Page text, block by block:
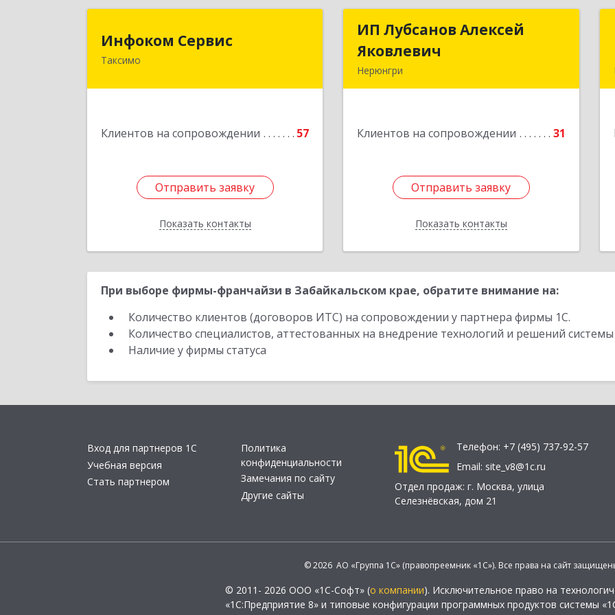
Инфоком Сервис
Таксимо
Клиентов на сопровождении 57
Отправить заявку
Показать контакты
671560, Республика Бурятия, Муйский
Подробнее
Отправить заявку
Назад
ИП Лубсанов Алексей
Яковлевич
Нерюнгри
Клиентов на сопровождении 31
Отправить заявку
Показать контакты
ИП Лубсанов Алексей
Отправить заявку
Назад
При выборе фирмы-франчайзи в Забайкальском крае, обратите внимание на:
Количество клиентов (договоров ИТС) на сопровождении у партнера фирмы 1С.
Количество специалистов, аттестованных на внедрение технологий и решений
Наличие у фирмы статуса
Вход для партнеров 1С
Учебная версия
Стать партнером
Политика
конфиденциальности
Замечания по сайту
Другие сайты
Телефон: +7 (495) 737-92-57
Email: site_v8@1c.ru
Отдел продаж: г. Москва, улица
Селезнёвская, дом 21
© 2026 АО «Группа 1С» (правопреемник «1С»). Все права на сайт
© 2011- 2026 ООО «1С-Софт» (о компании). Исключительное право на
«1С:Предприятие 8» и типовые конфигурации программных продуктов системы